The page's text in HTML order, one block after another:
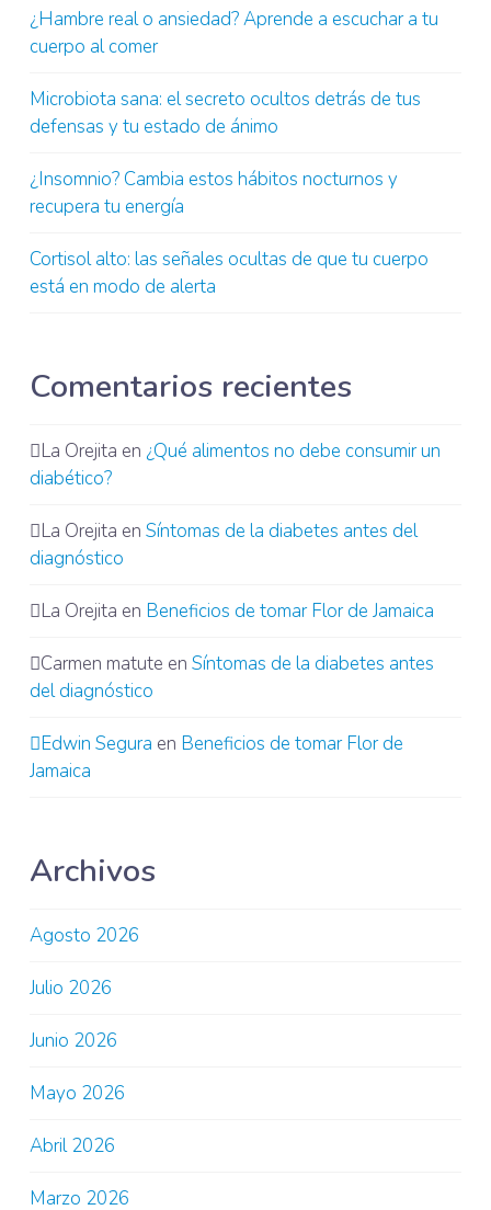
¿Hambre real o ansiedad? Aprende a escuchar a tu
cuerpo al comer
Microbiota sana: el secreto ocultos detrás de tus
defensas y tu estado de ánimo
¿Insomnio? Cambia estos hábitos nocturnos y
recupera tu energía
Cortisol alto: las señales ocultas de que tu cuerpo
está en modo de alerta
Comentarios recientes
La Orejita en ¿Qué alimentos no debe consumir un
diabético?
La Orejita en Síntomas de la diabetes antes del
diagnóstico
La Orejita en Beneficios de tomar Flor de Jamaica
Carmen matute en Síntomas de la diabetes antes
del diagnóstico
Edwin Segura en Beneficios de tomar Flor de
Jamaica
Archivos
Agosto 2026
Julio 2026
Junio 2026
Mayo 2026
Abril 2026
Marzo 2026